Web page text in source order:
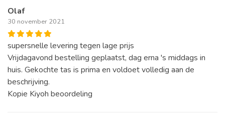
Olaf
30 november 2021
supersnelle levering tegen lage prijs
Vrijdagavond bestelling geplaatst, dag erna 's middags in
huis. Gekochte tas is prima en voldoet volledig aan de
beschrijving.
Kopie Kiyoh beoordeling